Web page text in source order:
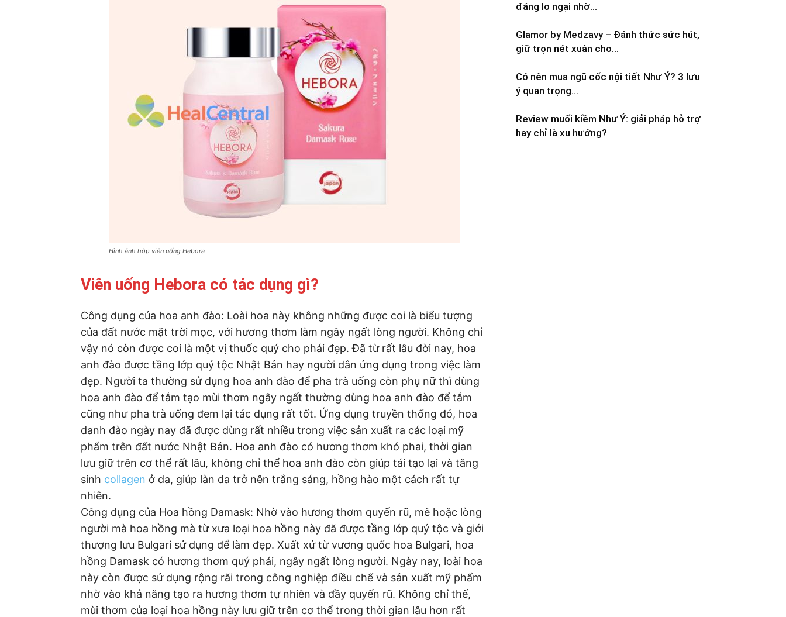
Hình ảnh hộp viên uống Hebora
Viên uống Hebora có tác dụng gì?
Công dụng của hoa anh đào: Loài hoa này không những được coi là biểu tượng
của đất nước mặt trời mọc, với hương thơm làm ngây ngất lòng người. Không chỉ
vậy nó còn được coi là một vị thuốc quý cho phái đẹp. Đã từ rất lâu đời nay, hoa
anh đào được tầng lớp quý tộc Nhật Bản hay người dân ứng dụng trong việc làm
đẹp. Người ta thường sử dụng hoa anh đào để pha trà uống còn phụ nữ thì dùng
hoa anh đào để tắm tạo mùi thơm ngây ngất thường dùng hoa anh đào để tắm
cũng như pha trà uống đem lại tác dụng rất tốt. Ứng dụng truyền thống đó, hoa
danh đào ngày nay đã được dùng rất nhiều trong việc sản xuất ra các loại mỹ
phẩm trên đất nước Nhật Bản. Hoa anh đào có hương thơm khó phai, thời gian
lưu giữ trên cơ thể rất lâu, không chỉ thể hoa anh đào còn giúp tái tạo lại và tăng
sinh collagen ở da, giúp làn da trở nên trắng sáng, hồng hào một cách rất tự
nhiên.
Công dụng của Hoa hồng Damask: Nhờ vào hương thơm quyến rũ, mê hoặc lòng
người mà hoa hồng mà từ xưa loại hoa hồng này đã được tầng lớp quý tộc và giới
thượng lưu Bulgari sử dụng để làm đẹp. Xuất xứ từ vương quốc hoa Bulgari, hoa
hồng Damask có hương thơm quý phái, ngây ngất lòng người. Ngày nay, loài hoa
này còn được sử dụng rộng rãi trong công nghiệp điều chế và sản xuất mỹ phẩm
nhờ vào khả năng tạo ra hương thơm tự nhiên và đầy quyến rũ. Không chỉ thế,
mùi thơm của loại hoa hồng này lưu giữ trên cơ thể trong thời gian lâu hơn rất
đáng lo ngại nhờ...
Glamor by Medzavy – Đánh thức sức hút,
giữ trọn nét xuân cho...
Có nên mua ngũ cốc nội tiết Như Ý? 3 lưu
ý quan trọng...
Review muối kiềm Như Ý: giải pháp hỗ trợ
hay chỉ là xu hướng?